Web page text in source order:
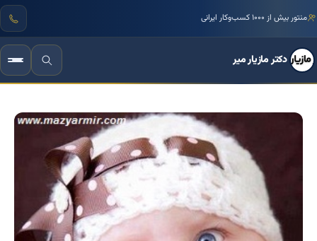
منتور بیش از ۱۰۰۰ کسب‌وکار ایرانی
دکتر مازیار میر